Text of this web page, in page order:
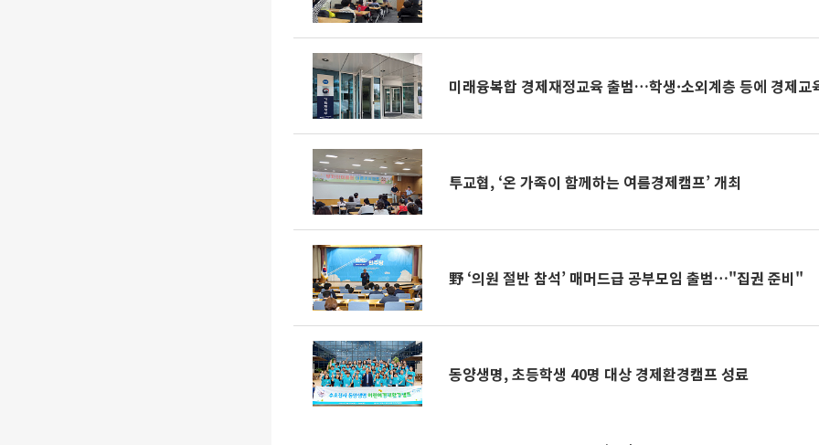
미래융복합 경제재정교육 출범…학생·소외계층 등에 경제교
투교협, ‘온 가족이 함께하는 여름경제캠프’ 개최
野 ‘의원 절반 참석’ 매머드급 공부모임 출범…"집권 준비"
동양생명, 초등학생 40명 대상 경제환경캠프 성료